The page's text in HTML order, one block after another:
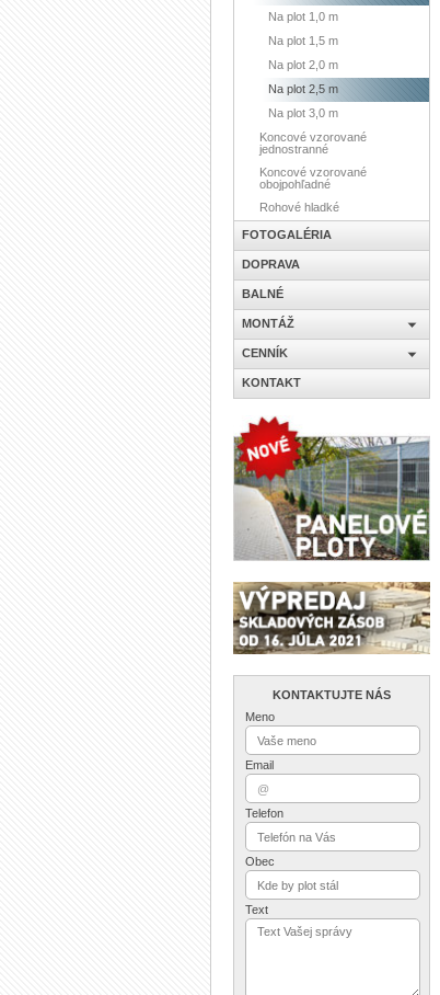
Na plot 1,0 m
Na plot 1,5 m
Na plot 2,0 m
Na plot 2,5 m
Na plot 3,0 m
Koncové vzorované
jednostranné
Koncové vzorované
obojpohľadné
Rohové hladké
FOTOGALÉRIA
DOPRAVA
BALNÉ
MONTÁŽ
CENNÍK
KONTAKT
KONTAKTUJTE NÁS
Meno
Email
Telefon
Obec
Text